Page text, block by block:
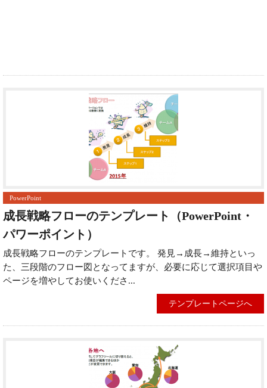
PowerPoint
成長戦略フローのテンプレート（PowerPoint・
パワーポイント）
成長戦略フローのテンプレートです。 発見→成長→維持といっ
た、三段階のフロー図となってますが、必要に応じて選択項目や
ページを増やしてお使いくださ...
テンプレートページへ